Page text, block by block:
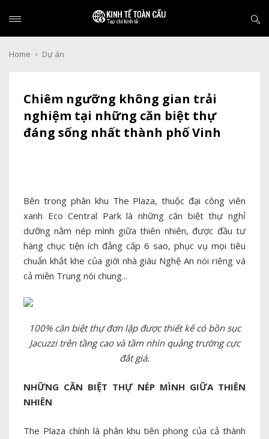
Home Dự án
Chiêm ngưỡng không gian trải
nghiệm tại những căn biệt thự
đáng sống nhất thành phố Vinh
Bên trong phân khu The Plaza, thuộc đại công viên
xanh Eco Central Park là những căn biệt thự nghỉ
dưỡng nằm nép mình giữa thiên nhiên, được đầu tư
hàng chục tiện ích đẳng cấp 6 sao, phục vụ mọi tiêu
chuẩn khắt khe của giới nhà giàu Nghệ An nói riêng và
cả miền Trung nói chung...
100% căn biệt thự đơn lập được thiết kế có bồn sục
Jacuzzi trên tầng cao và tầm nhìn quảng trường cực
đắt giá.
NHỮNG CĂN BIỆT THỰ NÉP MÌNH GIỮA THIÊN
NHIÊN
The Plaza chính là phân khu tiên phong của cả thành